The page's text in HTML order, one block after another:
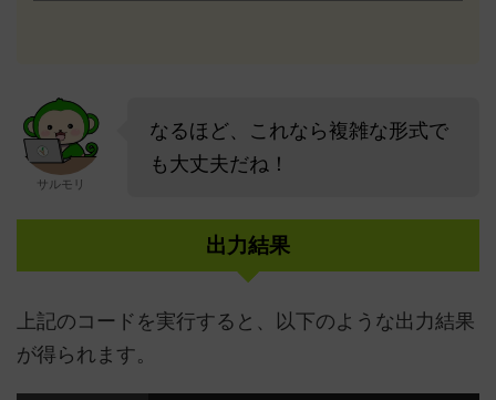
サルモリ
なるほど、これなら複雑な形式で
も大丈夫だね！
出力結果
上記のコードを実行すると、以下のような出力結果
が得られます。